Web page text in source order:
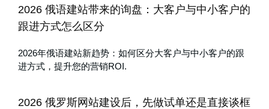
2026 俄语建站带来的询盘：大客户与中小客户的
跟进方式怎么区分
2026年俄语建站新趋势：如何区分大客户与中小客户的跟
进方式，提升您的营销ROI.
2026 俄罗斯网站建设后，先做试单还是直接谈框